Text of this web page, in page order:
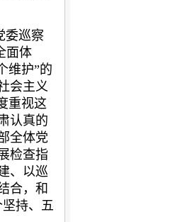
委巡察
面体
维护”的
会主义
重视这
认真的
全体党
检查指
、以巡
合，和
持、五